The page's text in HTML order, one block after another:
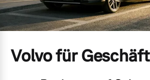
Mild-Hybrid
Volvo
Kontakt und Anfahrt
Volvo für